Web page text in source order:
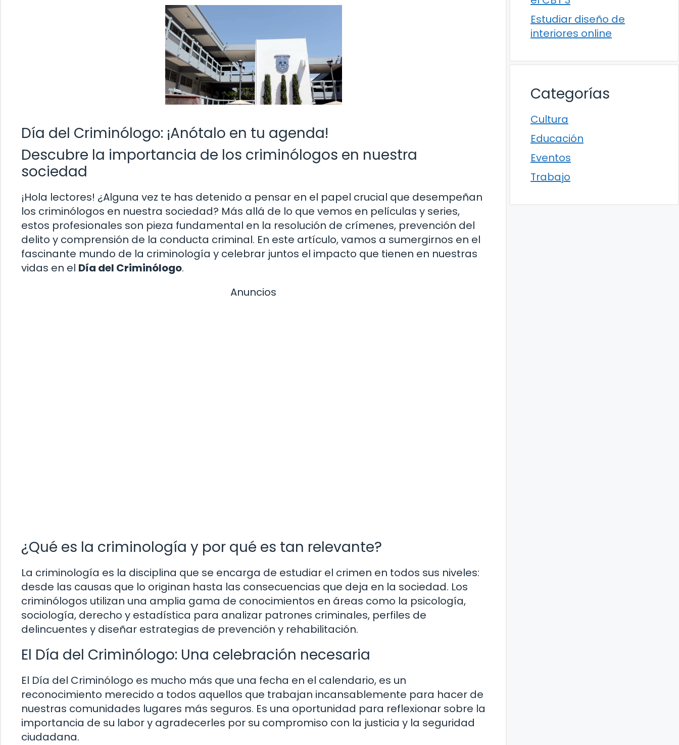
Día del Criminólogo: ¡Anótalo en tu agenda!
Descubre la importancia de los criminólogos en nuestra
sociedad
¡Hola lectores! ¿Alguna vez te has detenido a pensar en el papel crucial que desempeñan
los criminólogos en nuestra sociedad? Más allá de lo que vemos en películas y series,
estos profesionales son pieza fundamental en la resolución de crímenes, prevención del
delito y comprensión de la conducta criminal. En este artículo, vamos a sumergirnos en el
fascinante mundo de la criminología y celebrar juntos el impacto que tienen en nuestras
vidas en el Día del Criminólogo.
Anuncios
¿Qué es la criminología y por qué es tan relevante?
La criminología es la disciplina que se encarga de estudiar el crimen en todos sus niveles:
desde las causas que lo originan hasta las consecuencias que deja en la sociedad. Los
criminólogos utilizan una amplia gama de conocimientos en áreas como la psicología,
sociología, derecho y estadística para analizar patrones criminales, perfiles de
delincuentes y diseñar estrategias de prevención y rehabilitación.
El Día del Criminólogo: Una celebración necesaria
El Día del Criminólogo es mucho más que una fecha en el calendario, es un
reconocimiento merecido a todos aquellos que trabajan incansablemente para hacer de
nuestras comunidades lugares más seguros. Es una oportunidad para reflexionar sobre la
importancia de su labor y agradecerles por su compromiso con la justicia y la seguridad
ciudadana.
Estudiar diseño de
interiores online
Categorías
Cultura
Educación
Eventos
Trabajo